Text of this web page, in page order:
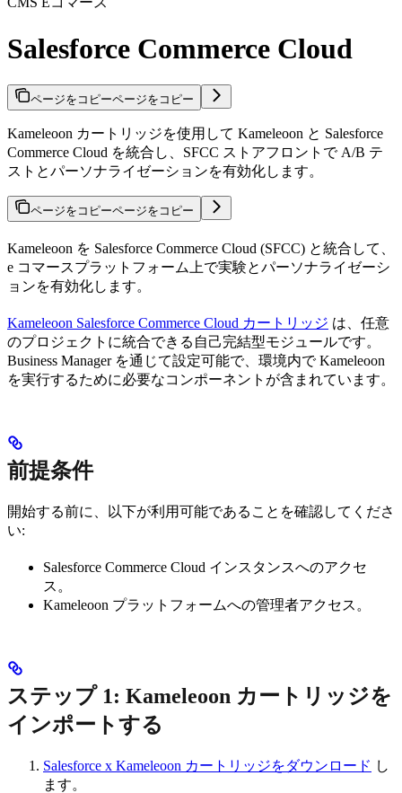
Salesforce Commerce Cloud
ページをコピーページをコピー
Kameleoon カートリッジを使用して Kameleoon と Salesforce
Commerce Cloud を統合し、SFCC ストアフロントで A/B テ
ストとパーソナライゼーションを有効化します。
ページをコピーページをコピー
Kameleoon を Salesforce Commerce Cloud (SFCC) と統合して、
e コマースプラットフォーム上で実験とパーソナライゼーシ
ョンを有効化します。
Kameleoon Salesforce Commerce Cloud カートリッジ は、任意
のプロジェクトに統合できる自己完結型モジュールです。
Business Manager を通じて設定可能で、環境内で Kameleoon
を実行するために必要なコンポーネントが含まれています。
前提条件
開始する前に、以下が利用可能であることを確認してくださ
い:
Salesforce Commerce Cloud インスタンスへのアクセ
ス。
Kameleoon プラットフォームへの管理者アクセス。
ステップ 1: Kameleoon カートリッジを
インポートする
Salesforce x Kameleoon カートリッジをダウンロード し
ます。